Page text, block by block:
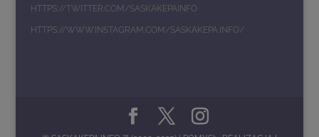
HTTPS://TWITTER.COM/SASKAKEPAINFO
HTTPS://WWW.INSTAGRAM.COM/SASKAKEPA.INFO/